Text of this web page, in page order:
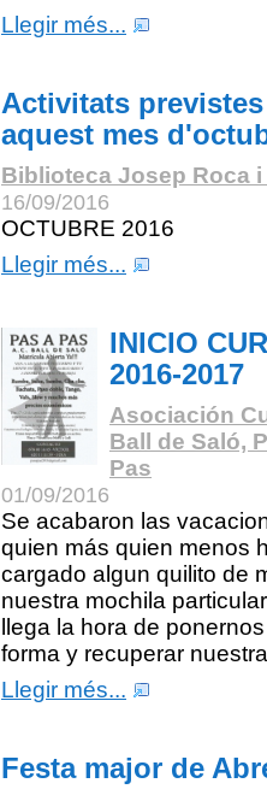
Llegir més...
Activitats
aquest mes
Biblioteca Josep Roca
16/09/2016
OCTUBRE 2016
Llegir més...
INICIO
2016-2017
Asociación
Ball de Saló,
Pas
01/09/2016
Se acabaron las
quien más quien menos
cargado algun quilito de
nuestra mochila
llega la hora de
forma y recuperar
Llegir més...
Festa major de